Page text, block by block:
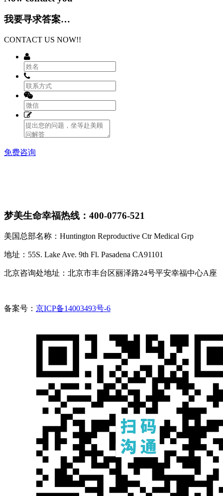
我要寻求答案…
CONTACT US NOW!!
免费咨询
梦美生命幸福热线：400-0776-521
美国总部名称：Huntington Reproductive Ctr Medical Grp
地址：55S. Lake Ave. 9th Fl. Pasadena CA91101
北京咨询处地址：北京市丰台区丽泽路24号平安幸福中心A座
备案号： 京ICP备14003493号-6